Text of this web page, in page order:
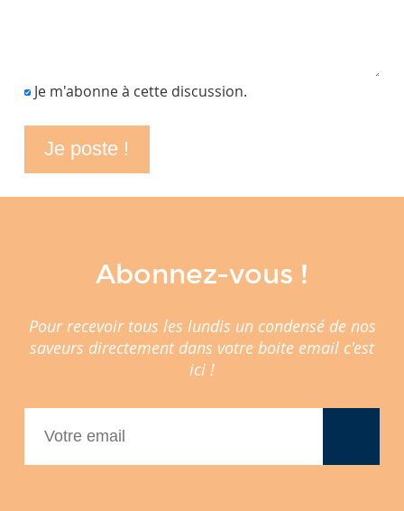
Je m'abonne à cette discussion.
Abonnez-vous !
Pour recevoir tous les lundis un condensé de nos
saveurs directement dans votre boite email c'est
ici !